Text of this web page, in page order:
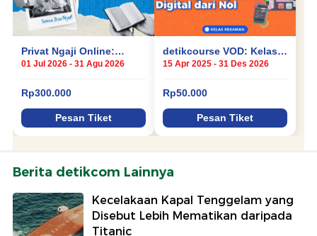
Berita detikcom Lainnya
Kecelakaan Kapal Tenggelam yang
Disebut Lebih Mematikan daripada
Titanic